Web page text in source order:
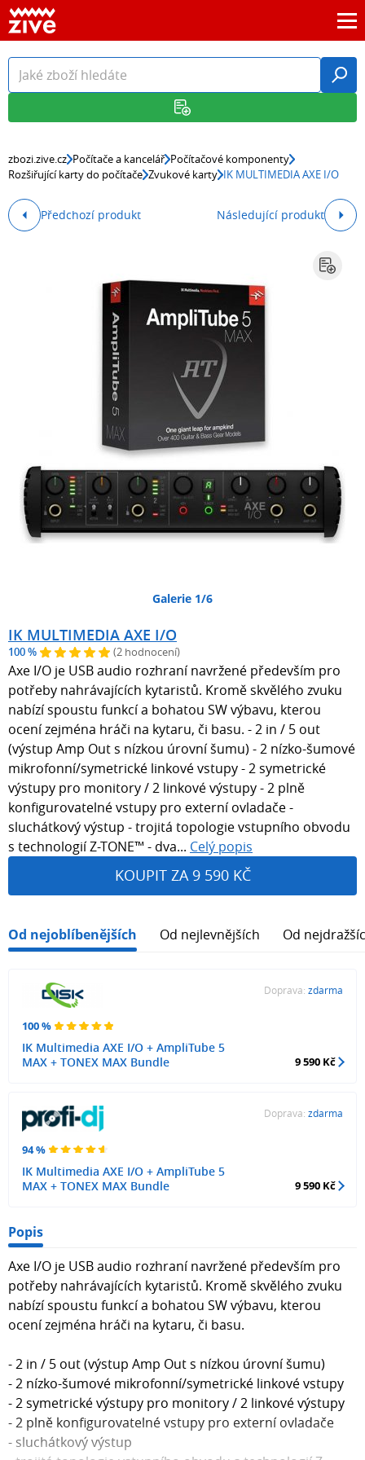
zbozi.zive.cz Počítače a kancelář Počítačové komponenty
Rozšiřující karty do počítače Zvukové karty IK MULTIMEDIA AXE I/O
Předchozí produkt Následující produkt
Galerie 1/6
IK MULTIMEDIA AXE I/O
100 % (2 hodnocení)
Axe I/O je USB audio rozhraní navržené především pro
potřeby nahrávajících kytaristů. Kromě skvělého zvuku
nabízí spoustu funkcí a bohatou SW výbavu, kterou
ocení zejména hráči na kytaru, či basu. - 2 in / 5 out
(výstup Amp Out s nízkou úrovní šumu) - 2 nízko-šumové
mikrofonní/symetrické linkové vstupy - 2 symetrické
výstupy pro monitory / 2 linkové výstupy - 2 plně
konfigurovatelné vstupy pro externí ovladače -
sluchátkový výstup - trojitá topologie vstupního obvodu
s technologií Z-TONE™ - dva... Celý popis
KOUPIT ZA 9 590 KČ
Od nejoblíbenějších Od nejlevnějších Od
100 %
IK Multimedia AXE I/O + AmpliTube 5
MAX + TONEX MAX Bundle
Doprava: zdarma
9 590 Kč
94 %
IK Multimedia AXE I/O + AmpliTube 5
MAX + TONEX MAX Bundle
Doprava: zdarma
9 590 Kč
Popis
Axe I/O je USB audio rozhraní navržené především pro
potřeby nahrávajících kytaristů. Kromě skvělého zvuku
nabízí spoustu funkcí a bohatou SW výbavu, kterou
ocení zejména hráči na kytaru, či basu.
- 2 in / 5 out (výstup Amp Out s nízkou úrovní šumu)
- 2 nízko-šumové mikrofonní/symetrické linkové vstupy
- 2 symetrické výstupy pro monitory / 2 linkové výstupy
- 2 plně konfigurovatelné vstupy pro externí ovladače
- sluchátkový výstup